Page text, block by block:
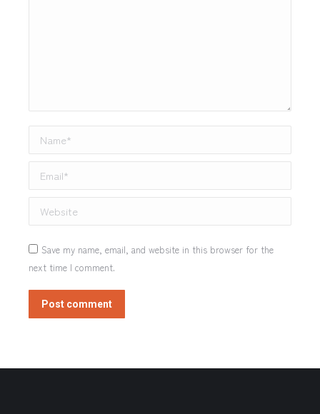
Name *
Email *
Website
Save my name, email, and website in this browser for the
next time I comment.
Post comment